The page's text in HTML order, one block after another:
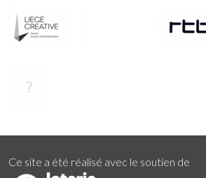
Ce site a été réalisé avec le soutien de